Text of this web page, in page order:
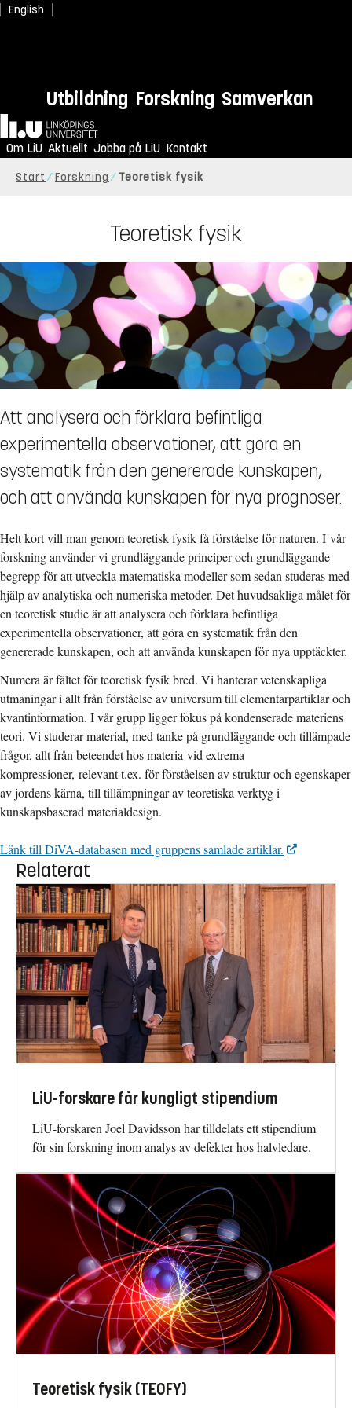
English
Utbildning Forskning Samverkan
Hem
Om LiU Aktuellt Jobba på LiU Kontakt
Start Forskning Teoretisk fysik
Teoretisk fysik
Att analysera och förklara befintliga
experimentella observationer, att göra en
systematik från den genererade kunskapen,
och att använda kunskapen för nya prognoser.
Helt kort vill man genom teoretisk fysik få förståelse för naturen. I vår
forskning använder vi grundläggande principer och grundläggande
begrepp för att utveckla matematiska modeller som sedan studeras med
hjälp av analytiska och numeriska metoder. Det huvudsakliga målet för
en teoretisk studie är att analysera och förklara befintliga
experimentella observationer, att göra en systematik från den
genererade kunskapen, och att använda kunskapen för nya upptäckter.
Numera är fältet för teoretisk fysik bred. Vi hanterar vetenskapliga
utmaningar i allt från förståelse av universum till elementarpartiklar och
kvantinformation. I vår grupp ligger fokus på kondenserade materiens
teori. Vi studerar material, med tanke på grundläggande och tillämpade
frågor, allt från beteendet hos materia vid extrema
kompressioner, relevant t.ex. för förståelsen av struktur och egenskaper
av jordens kärna, till tillämpningar av teoretiska verktyg i
kunskapsbaserad materialdesign.
Länk till DiVA-databasen med gruppens samlade artiklar.
Relaterat
LiU-forskare får kungligt stipendium
LiU-forskaren Joel Davidsson har tilldelats ett stipendium
för sin forskning inom analys av defekter hos halvledare.
Teoretisk fysik (TEOFY)